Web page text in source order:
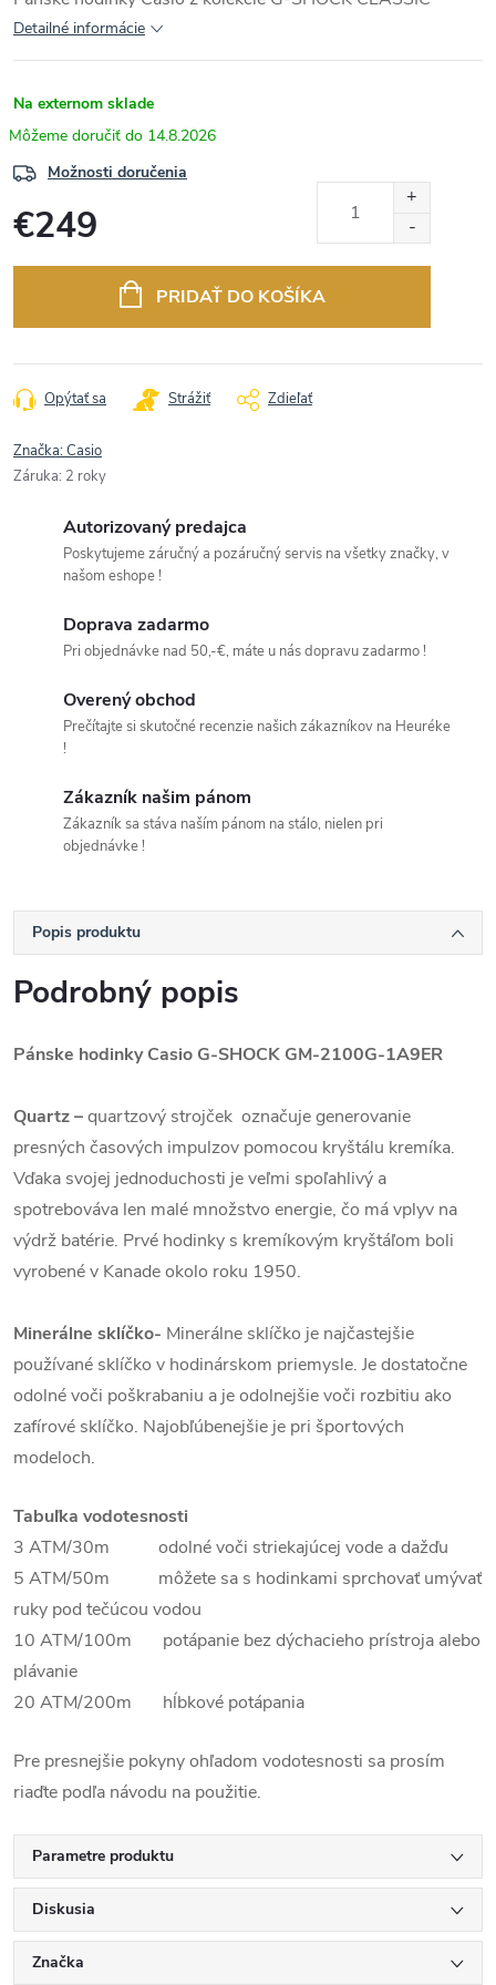
Detailné informácie
Na externom sklade
14.8.2026
Možnosti doručenia
€249
PRIDAŤ DO KOŠÍKA
Opýtať sa Strážiť Zdieľať
Značka:Casio
Záruka: 2 roky
Autorizovaný predajca
Poskytujeme záručný a pozáručný servis na všetky značky, v
našom eshope !
Doprava zadarmo
Pri objednávke nad 50,-€, máte u nás dopravu zadarmo !
Overený obchod
Prečítajte si skutočné recenzie našich zákazníkov na Heuréke
!
Zákazník našim pánom
Zákazník sa stáva naším pánom na stálo, nielen pri
objednávke !
Popis produktu
Podrobný popis
Pánske hodinky Casio G-SHOCK GM-2100G-1A9ER
Quartz–quartzový strojček označuje generovanie
presných časových impulzov pomocou kryštálu kremíka.
Vďaka svojej jednoduchosti je veľmi spoľahlivý a
spotrebováva len malé množstvo energie, čo má vplyv na
výdrž batérie. Prvé hodinky s kremíkovým kryštáľom boli
vyrobené v Kanade okolo roku 1950.
Minerálne sklíčko- Minerálne sklíčko je najčastejšie
používané sklíčko v hodinárskom priemysle. Je dostatočne
odolné voči poškrabaniu a je odolnejšie voči rozbitiu ako
zafírové sklíčko. Najobľúbenejšie je pri športových
modeloch.
Tabuľka vodotesnosti
3 ATM/30m odolné voči striekajúcej vode a dažďu
5 ATM/50m môžete sa s hodinkami sprchovať umývať
ruky pod tečúcou vodou
10 ATM/100m potápanie bez dýchacieho prístroja alebo
plávanie
20 ATM/200m hĺbkové potápania
Pre presnejšie pokyny ohľadom vodotesnosti sa prosím
riaďte podľa návodu na použitie.
Parametre produktu
Diskusia
Značka